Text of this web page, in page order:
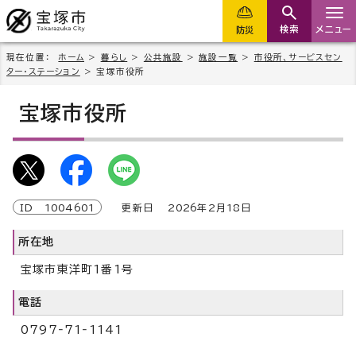
防災 検索 メニュー
現在位置： ホーム > 暮らし > 公共施設 >施設一覧 > 市役所、サービスセン
ター・ステーション
> 宝塚市役所
宝塚市役所
ID 1004601 更新日 2026年2月 18 日
所在地
宝塚市東洋町1番1号
電話
0797‐71‐1141